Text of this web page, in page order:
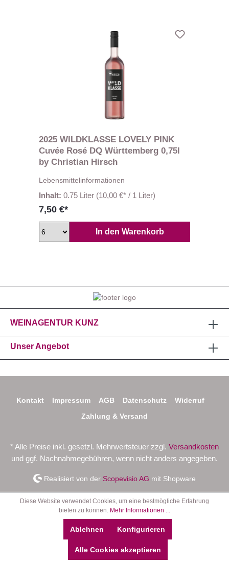
2025 WILDKLASSE LOVELY PINK
Cuvée Rosé DQ Württemberg 0,75l
by Christian Hirsch
Lebensmittelinformationen
Inhalt: 0.75 Liter (10,00 €* / 1 Liter)
7,50 €*
In den Warenkorb
WEINAGENTUR KUNZ
Unser Angebot
Kontakt Impressum AGB Datenschutz
Widerruf
Zahlung & Versand
* Alle Preise inkl. gesetzl. Mehrwertsteuer zzgl. Versandkosten
und ggf. Nachnahmegebühren, wenn nicht anders angegeben.
Realisiert von der Scopevisio AG mit Shopware
Diese Website verwendet Cookies, um eine bestmögliche Erfahrung
bieten zu können. Mehr Informationen ...
Ablehnen Konfigurieren
Alle Cookies akzeptieren